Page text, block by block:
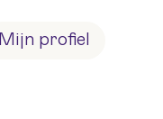
Mijn profiel